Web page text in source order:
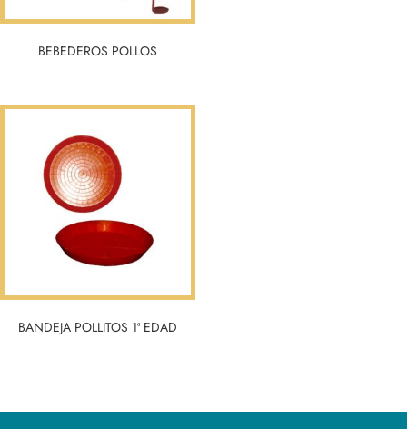
BEBEDEROS POLLOS
BANDEJA POLLITOS 1ª EDAD